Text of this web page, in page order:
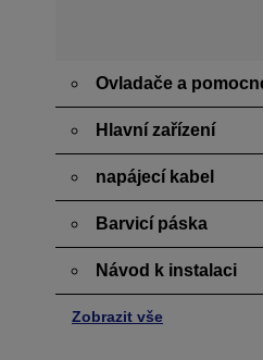
Ovladače a
Hlavní zařízení
napájecí kabel
Barvicí páska
Návod k instalaci
Zobrazit vše